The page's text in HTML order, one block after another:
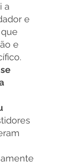
a
e
e